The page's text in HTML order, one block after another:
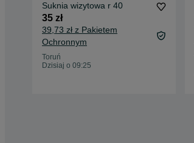
Suknia wizytowa r 40
35 zł
39,73 zł z Pakietem
Ochronnym
Toruń
Dzisiaj o 09:25